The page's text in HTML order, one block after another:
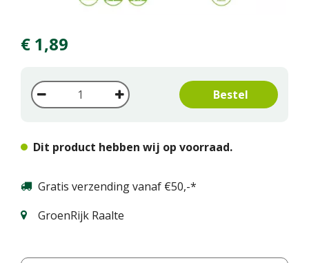
€ 1,89
Dit product hebben wij op voorraad.
Gratis verzending vanaf €50,-*
GroenRijk Raalte